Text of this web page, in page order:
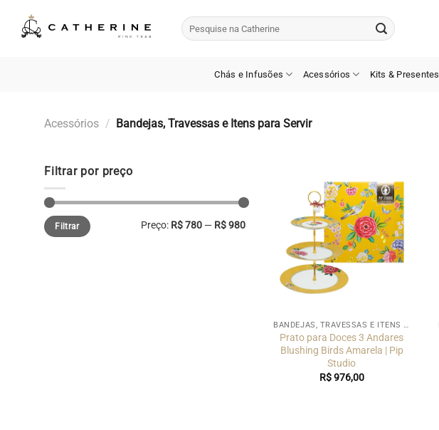
Pesquisar
por:
Chás e Infusões Acessórios Kits & Presentes
Acessórios / Bandejas, Travessas e Itens para Servir
Filtrar por preço
Preço
mínimo
Preço
máximo
Filtrar Preço: R$ 780— R$ 980
BANDEJAS, TRAVESSAS E ITENS PARA SERVIR
Prato para Doces 3 Andares
Blushing Birds Amarela | Pip
Studio
R$976,00